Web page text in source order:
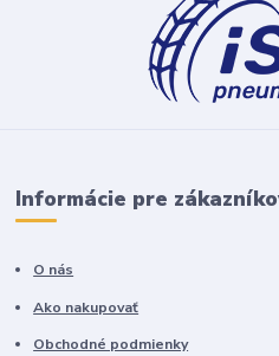
Informácie pre
O nás
Ako nakupovať
Obchodné podmienky